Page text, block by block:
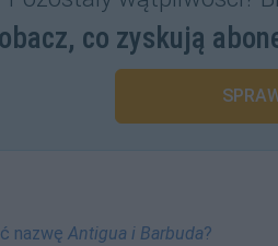
co zyskują
nazwę Antigua i Barbuda?